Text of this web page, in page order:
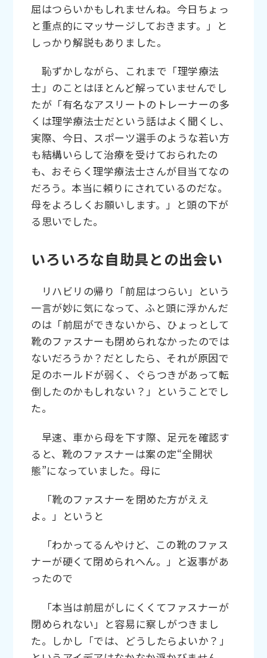
屈はつらいかもしれませんね。今日ちょっ
と重点的にマッサージしておきます。」と
しっかり解説もありました。
恥ずかしながら、これまで「理学療法
士」のことはほとんど解っていませんでし
たが「有名なアスリートのトレーナーの多
くは理学療法士だという話はよく聞くし、
実際、今日、スポーツ選手のような若い方
も結構いらして治療を受けておられたの
も、おそらく理学療法士さんが目当てなの
だろう。本当に頼りにされているのだな。
母をよろしくお願いします。」と頭の下が
る思いでした。
いろいろな自助具との出会い
リハビリの帰り「前屈はつらい」という
一言が妙に気になって、ふと頭に浮かんだ
のは「前屈ができないから、ひょっとして
靴のファスナーも閉められなかったのでは
ないだろうか？だとしたら、それが原因で
足のホールドが弱く、ぐらつきがあって転
倒したのかもしれない？」ということでし
た。
早速、車から母を下す際、足元を確認す
ると、靴のファスナーは案の定“全開状
態”になっていました。母に
「靴のファスナーを閉めた方がええ
よ。」というと
「わかってるんやけど、この靴のファス
ナーが硬くて閉められへん。」と返事があ
ったので
「本当は前屈がしにくくてファスナーが
閉められない」と容易に察しがつきまし
た。しかし「では、どうしたらよいか？」